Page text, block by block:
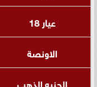
عيار 18
الاونصة
الجنيه الذهب